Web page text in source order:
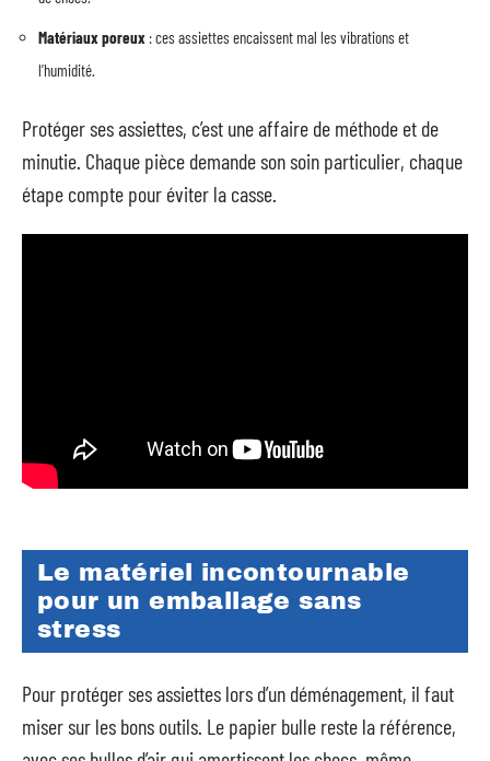
Matériaux poreux : ces assiettes encaissent mal les vibrations et
l’humidité.
Protéger ses assiettes, c’est une affaire de méthode et de
minutie. Chaque pièce demande son soin particulier, chaque
étape compte pour éviter la casse.
Le matériel incontournable
pour un emballage sans
stress
Pour protéger ses assiettes lors d’un déménagement, il faut
miser sur les bons outils. Le papier bulle reste la référence,